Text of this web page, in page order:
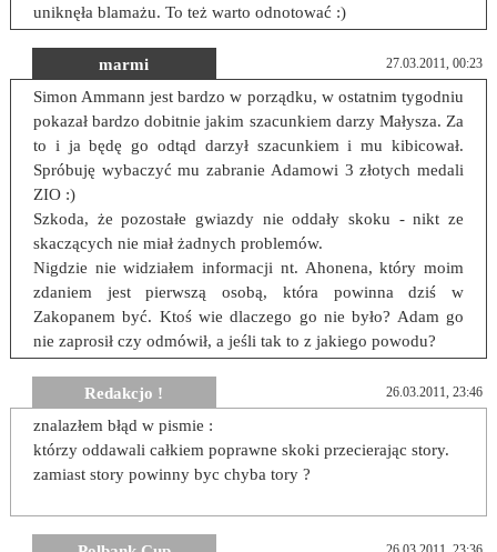
uniknęła blamażu. To też warto odnotować :)
marmi 27.03.2011, 00:23
Simon Ammann jest bardzo w porządku, w ostatnim tygodniu
pokazał bardzo dobitnie jakim szacunkiem darzy Małysza. Za
to i ja będę go odtąd darzył szacunkiem i mu kibicował.
Spróbuję wybaczyć mu zabranie Adamowi 3 złotych medali
ZIO :)
Szkoda, że pozostałe gwiazdy nie oddały skoku - nikt ze
skaczących nie miał żadnych problemów.
Nigdzie nie widziałem informacji nt. Ahonena, który moim
zdaniem jest pierwszą osobą, która powinna dziś w
Zakopanem być. Ktoś wie dlaczego go nie było? Adam go
nie zaprosił czy odmówił, a jeśli tak to z jakiego powodu?
Redakcjo ! 26.03.2011, 23:46
znalazłem błąd w pismie :
którzy oddawali całkiem poprawne skoki przecierając story.
zamiast story powinny byc chyba tory ?